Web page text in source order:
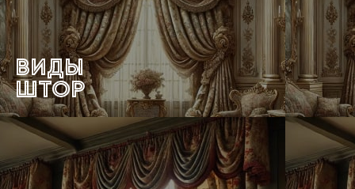
ВИДЫ
ШТОР